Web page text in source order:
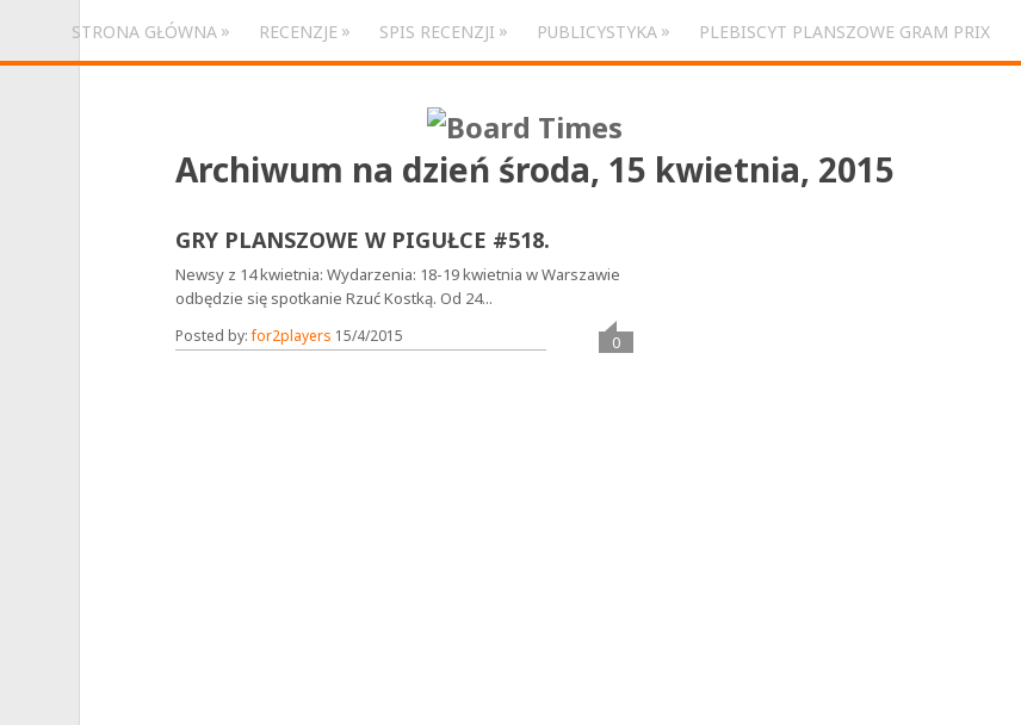
STRONA GŁÓWNA » RECENZJE » SPIS RECENZJI » PUBLICYSTYKA » PLEBISCYT PLANSZOWE GRAM PRIX
Archiwum na dzień środa, 15 kwietnia, 2015
GRY PLANSZOWE W PIGUŁCE #518.
Newsy z 14 kwietnia: Wydarzenia: 18-19 kwietnia w Warszawie
odbędzie się spotkanie Rzuć Kostką. Od 24...
Posted by:for2players 15/4/2015 0